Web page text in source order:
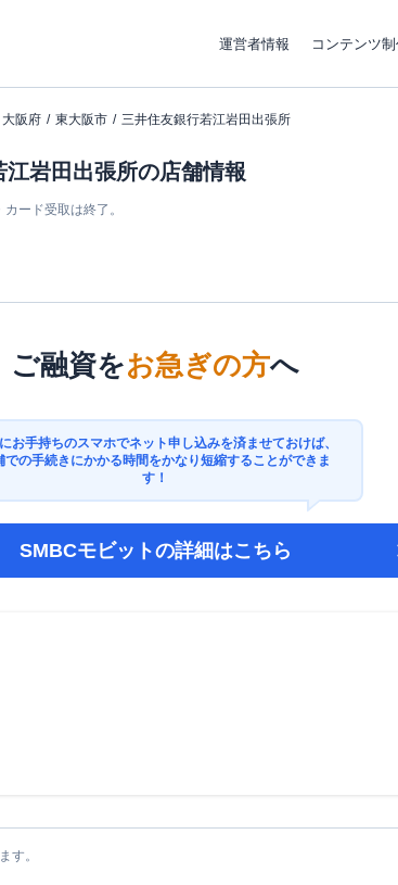
運営者情報 コンテンツ
大阪府 東大阪市 三井住友銀行若江岩田出張所
岩田出張所の店舗情報
ード受取は終了。
ご融資をお急ぎの方へ
お手持ちのスマホでネット申し込みを済ませておけば、
での手続きにかかる時間をかなり短縮することができま
す！
SMBCモビットの詳細はこちら
す。